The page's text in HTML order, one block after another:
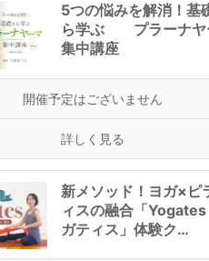
5つの悩みを解消！基
ら学ぶ プラーナヤ
集中講座
開催予定はございません
詳しく見る
新メソッド！ヨガ×ピ
ィスの融合「Yogates
ガティス」体験ク…